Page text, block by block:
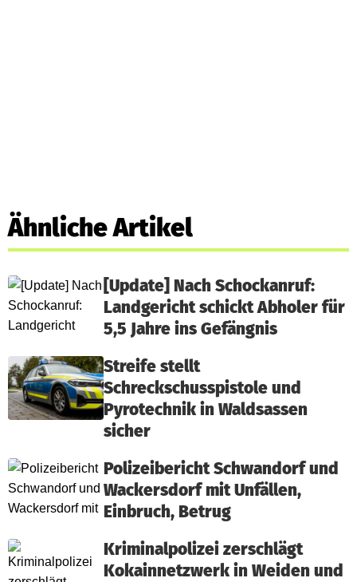
Ähnliche Artikel
[Update] Nach Schockanruf:
Landgericht schickt Abholer für
5,5 Jahre ins Gefängnis
Streife stellt
Schreckschusspistole und
Pyrotechnik in Waldsassen
sicher
Polizeibericht Schwandorf und
Wackersdorf mit Unfällen,
Einbruch, Betrug
Kriminalpolizei zerschlägt
Kokainnetzwerk in Weiden und